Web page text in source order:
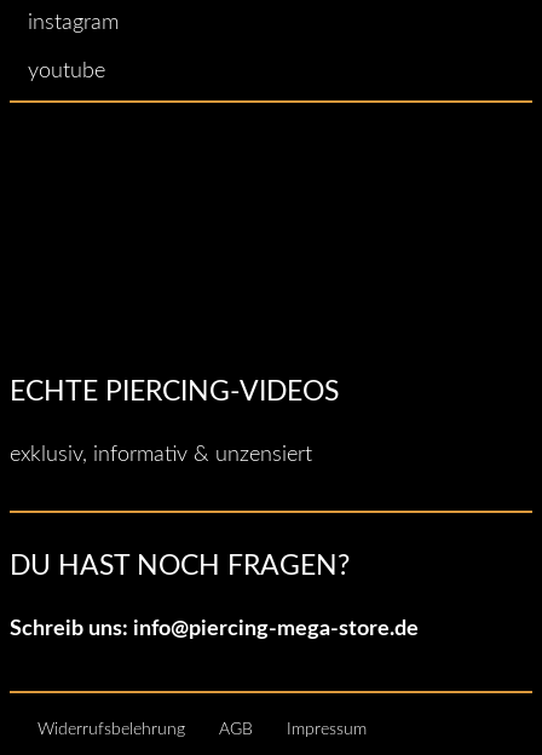
instagram
youtube
ECHTE PIERCING-VIDEOS
exklusiv, informativ & unzensiert
DU HAST NOCH FRAGEN?
Schreib uns: info@piercing-mega-store.de
Widerrufsbelehrung AGB Impressum